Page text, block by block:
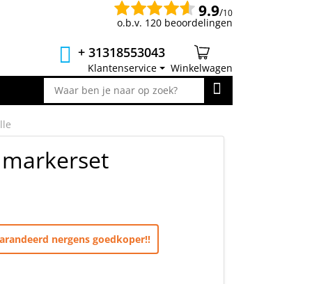
9.9/10
o.b.v. 120 beoordelingen
+ 31318553043
Klantenservice
Winkelwagen
nergens goedkoper!!